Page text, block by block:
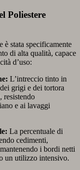
Poliestere
è stata specificamente
di alta qualità, capace
d’uso:
L’intreccio tinto in
grigi e dei tortora
resistendo
e ai lavaggi
La percentuale di
cedimenti,
i bordi netti
un utilizzo intensivo.